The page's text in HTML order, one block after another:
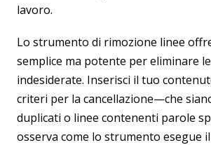
lavoro.
Lo strumento di rimozione linee
semplice ma potente per eliminare
indesiderate. Inserisci il tuo
criteri per la cancellazione—che
duplicati o linee contenenti parole
osserva come lo strumento esegue